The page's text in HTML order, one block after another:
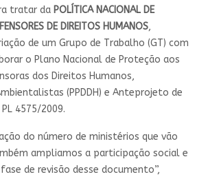
tratar da POLÍTICA NACIONAL DE
DE DIREITOS HUMANOS,
de um Grupo de Trabalho (GT) com
o Plano Nacional de Proteção aos
dos Direitos Humanos,
(PPDDH) e Anteprojeto de
4575/2009.
do número de ministérios que vão
ampliamos a participação social e
de revisão desse documento”,